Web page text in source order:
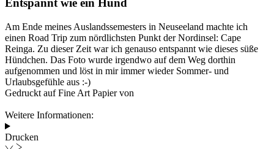
Entspannt wie ein Hund
Am Ende meines Auslandssemesters in Neuseeland machte ich
einen Road Trip zum nördlichsten Punkt der Nordinsel: Cape
Reinga. Zu dieser Zeit war ich genauso entspannt wie dieses süße
Hündchen. Das Foto wurde irgendwo auf dem Weg dorthin
aufgenommen und löst in mir immer wieder Sommer- und
Urlaubsgefühle aus :-)
Gedruckt auf Fine Art Papier von
Weitere Informationen:
Drucken